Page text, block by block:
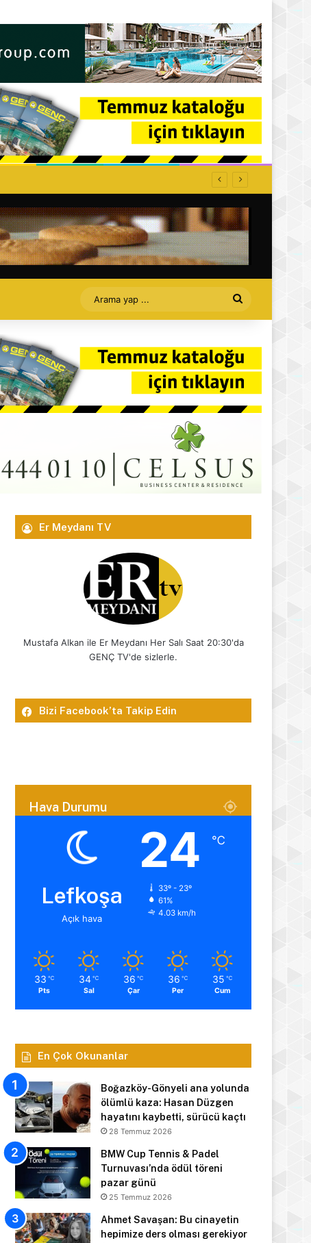
Arama
yap
...
Er Meydanı TV
Mustafa Alkan ile Er Meydanı Her Salı Saat 20:30'da
GENÇ TV'de sizlerle.
Bizi Facebook’ta Takip Edin
Hava Durumu
Lefkoşa
Açık hava
24 ℃
33º - 23º
61%
4.03 km/h
33 ℃
Pts
34 ℃
Sal
36 ℃
Çar
36 ℃
Per
35 ℃
Cum
En Çok Okunanlar
Boğazköy-Gönyeli ana yolunda
ölümlü kaza: Hasan Düzgen
hayatını kaybetti, sürücü kaçtı
28 Temmuz 2026
BMW Cup Tennis & Padel
Turnuvası’nda ödül töreni
pazar günü
25 Temmuz 2026
Ahmet Savaşan: Bu cinayetin
hepimize ders olması gerekiyor